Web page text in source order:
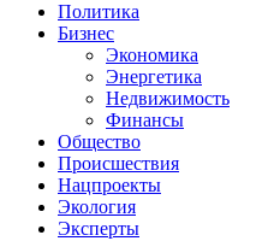
Политика
Бизнес
Экономика
Энергетика
Недвижимость
Финансы
Общество
Происшествия
Нацпроекты
Экология
Эксперты